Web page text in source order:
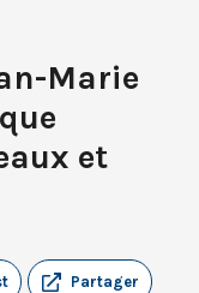
Marie
et
Partager